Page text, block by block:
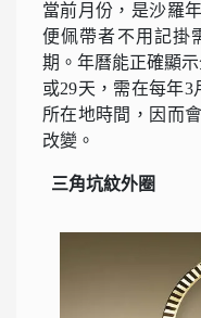
當前月份，是沙羅
便佩帶者不用記掛
期。年曆能正確顯
或29天，需在每年
所在地時間，因而
改變。
三角坑紋外圈